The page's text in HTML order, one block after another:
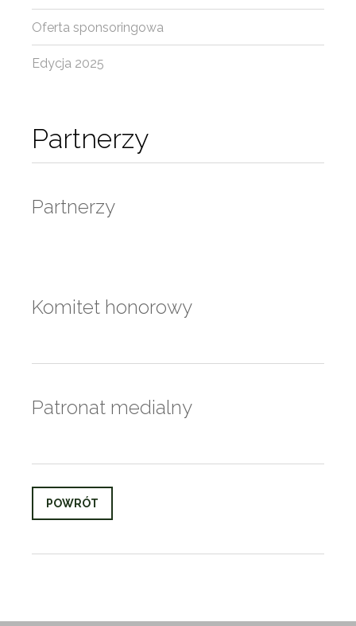
Partnerzy
Partnerzy
Komitet honorowy
Patronat medialny
POWRÓT
Oferta sponsoringowa
Edycja 2025